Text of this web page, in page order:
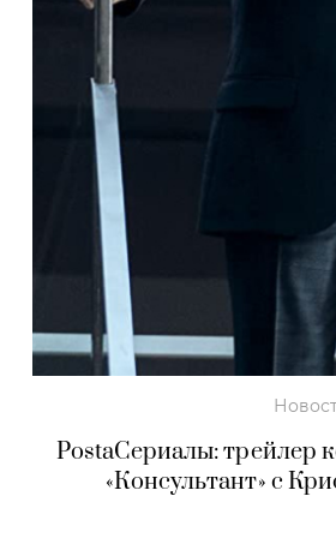
PostаСериалы: трейлер
«Консультант» с